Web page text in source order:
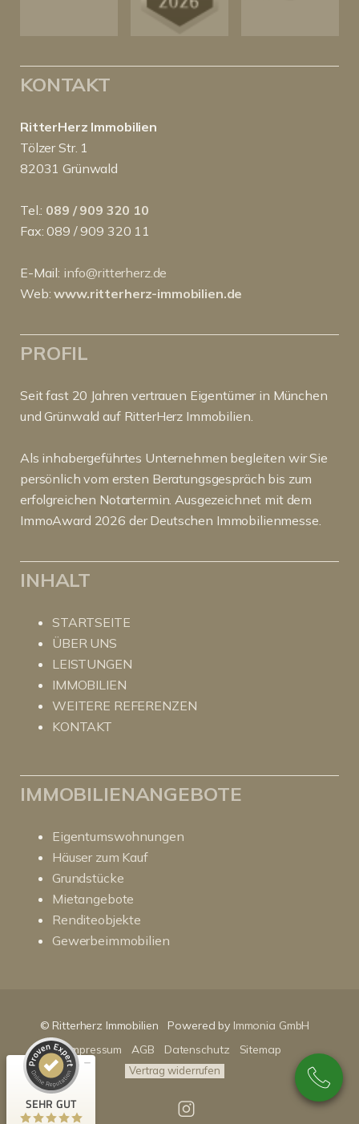
KONTAKT
RitterHerz Immobilien
Tölzer Str. 1
82031 Grünwald
Tel.: 089 / 909 320 10
Fax: 089 / 909 320 11
E-Mail: info@ritterherz.de
Web:www.ritterherz-immobilien.de
PROFIL
Seit fast 20 Jahren vertrauen Eigentümer in München
und Grünwald auf RitterHerz Immobilien.
Als inhabergeführtes Unternehmen begleiten wir Sie
persönlich vom ersten Beratungsgespräch bis zum
erfolgreichen Notartermin. Ausgezeichnet mit dem
ImmoAward 2026 der Deutschen Immobilienmesse.
INHALT
STARTSEITE
ÜBER UNS
LEISTUNGEN
IMMOBILIEN
WEITERE REFERENZEN
KONTAKT
IMMOBILIENANGEBOTE
Eigentumswohnungen
Häuser zum Kauf
Grundstücke
Mietangebote
Renditeobjekte
Gewerbeimmobilien
© Ritterherz Immobilien Powered by Immonia GmbH
Impressum
AGB Datenschutz Sitemap
Vertrag widerrufen
SEHR GUT
Empfehlungen auf
4,86 / 5,00
89
ProvenExpert.com
159
Bewertungen von 3
anderen Quellen